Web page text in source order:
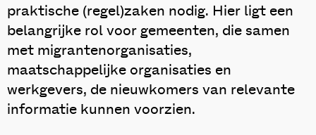
praktische (regel)zaken nodig. Hier ligt een
belangrijke rol voor gemeenten, die samen
met migrantenorganisaties,
maatschappelijke organisaties en
werkgevers, de nieuwkomers van relevante
informatie kunnen voorzien.